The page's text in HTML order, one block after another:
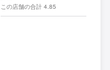
この店舗の合計 4.85